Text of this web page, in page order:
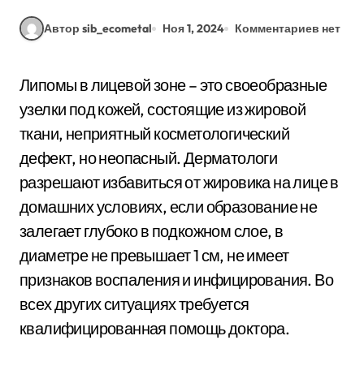
Автор sib_ecometal Ноя 1, 2024 Комментариев нет
Липомы в лицевой зоне – это своеобразные
узелки под кожей, состоящие из жировой
ткани, неприятный косметологический
дефект, но неопасный. Дерматологи
разрешают избавиться от жировика на лице в
домашних условиях, если образование не
залегает глубоко в подкожном слое, в
диаметре не превышает 1 см, не имеет
признаков воспаления и инфицирования. Во
всех других ситуациях требуется
квалифицированная помощь доктора.